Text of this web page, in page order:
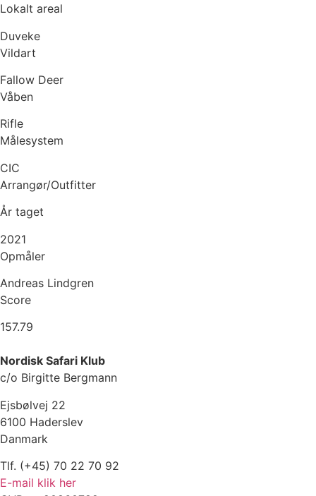
Lokalt areal
Duveke
Vildart
Fallow Deer
Våben
Rifle
Målesystem
CIC
Arrangør/Outfitter
År taget
2021
Opmåler
Andreas Lindgren
Score
157.79
Nordisk Safari Klub
c/o Birgitte Bergmann
Ejsbølvej 22
6100 Haderslev
Danmark
Tlf. (+45) 70 22 70 92
E-mail klik her